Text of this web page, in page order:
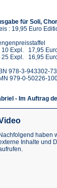
für Soli,
: 19,95 Euro
10 Expl. 17,95
25 Expl. 16,95
978-3-943302-
979-0-50226-
- Im Auftrag
Nachfolgend haben
Inhalte und